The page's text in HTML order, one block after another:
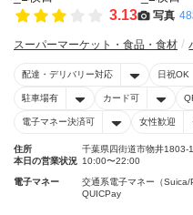
3.13 写真
スーパーマーケット・食品・食材
配達・デリバリー対応 日祝OK
駐車場有 カード可
電子マネー決済可 女性歓迎
住所
千葉県四街道市物井1803-1
本日の営業状況 10:00〜22:00
電子マネー 交通系電子マネー（Suica/
QUICPay